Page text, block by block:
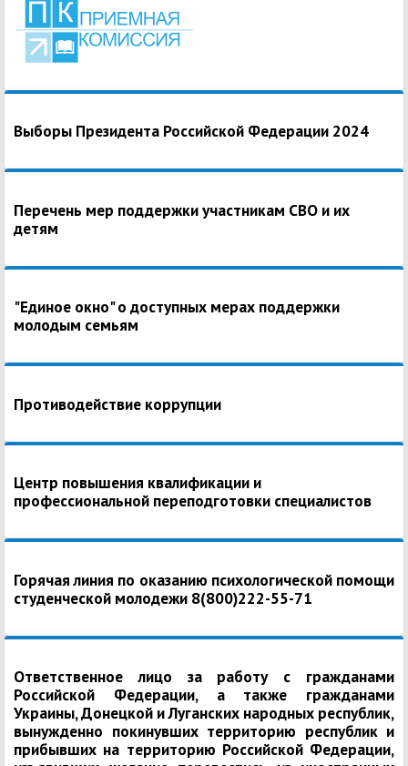
Выборы Президента Российской Федерации 2024
Перечень мер поддержки участникам СВО и их
детям
"Единое окно" о доступных мерах поддержки
молодым семьям
Противодействие коррупции
Центр повышения квалификации и
профессиональной переподготовки специалистов
Горячая линия по оказанию психологической помощи
студенческой молодежи 8(800)222-55-71
Ответственное лицо за работу с гражданами
Российской Федерации, а также гражданами
Украины, Донецкой и Луганских народных республик,
вынужденно покинувших территорию республик и
прибывших на территорию Российской Федерации,